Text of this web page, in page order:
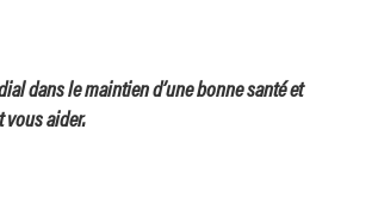
dans le maintien d’une bonne santé et
aider.